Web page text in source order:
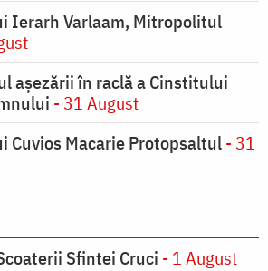
Ierarh Varlaam, Mitropolitul
aşezării în raclă a Cinstitului
- 31 August
Cuvios Macarie Protopsaltul- 31
Sfintei Cruci - 1 August